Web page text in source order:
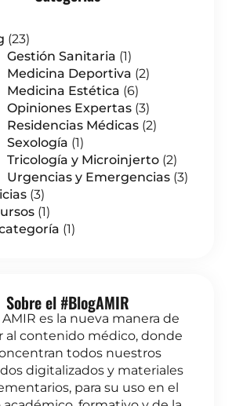
(23)
Gestión Sanitaria (1)
Medicina Deportiva (2)
Medicina Estética (6)
Opiniones Expertas(3)
Residencias Médicas(2)
Sexología (1)
Tricología y Microinjerto(2)
Urgencias y Emergencias(3)
(3)
(1)
(1)
Sobre el #BlogAMIR
es la nueva manera de
al contenido médico, donde
todos nuestros
digitalizados y materiales
para su uso en el